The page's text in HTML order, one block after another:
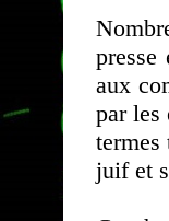
aux
par les
juif et